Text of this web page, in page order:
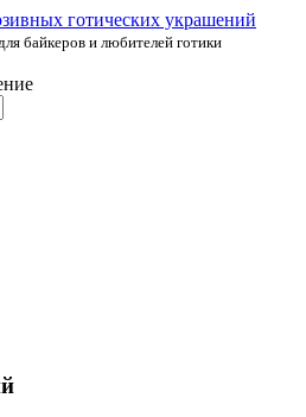
байкеров и любителей готики